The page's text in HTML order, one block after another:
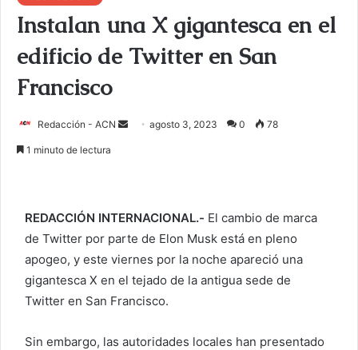
Instalan una X gigantesca en el
edificio de Twitter en San
Francisco
Redacción - ACN
r
u
n
c
o
agosto 3, 2023 0 78
1 minuto de lectura
REDACCIÓN INTERNACIONAL.- El cambio de marca
de Twitter por parte de Elon Musk está en pleno
apogeo, y este viernes por la noche apareció una
gigantesca X en el tejado de la antigua sede de
Twitter en San Francisco.
Sin embargo, las autoridades locales han presentado